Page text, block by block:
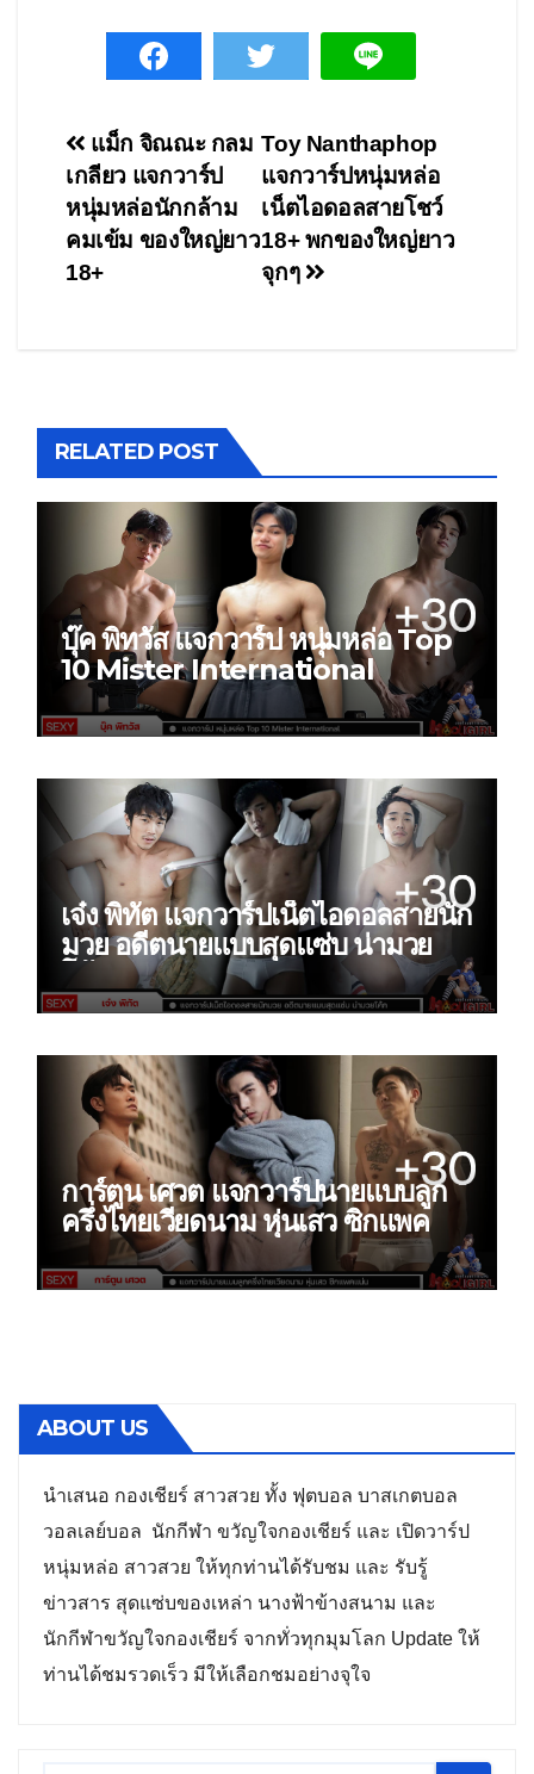
Post
navigation
Toy Nanthaphop
แจกวาร์ปหนุ่มหล่อ
เน็ตไอดอลสายโชว์
18+ พกของใหญ่ยาว
จุกๆ
แม็ก จิณณะ กลม
เกลียว แจกวาร์ป
หนุ่มหล่อนักกล้าม
คมเข้ม ของใหญ่ยาว
18+
RELATED POST
บุ๊ค พิทวัส แจกวาร์ป หนุ่มหล่อ Top
10 Mister International
เจ๋ง พิทัต แจกวาร์ปเน็ตไอดอลสายนัก
มวย อดีตนายแบบสุดแซ่บ น่ามวย
โค้ก
การ์ตูน เศวต แจกวาร์ปนายแบบลูก
ครึ่งไทยเวียดนาม หุ่นเสว ซิกแพค
แน่น
ABOUT US
นำเสนอ กองเชียร์ สาวสวย ทั้ง ฟุตบอล บาสเกตบอล
วอลเลย์บอล นักกีฬา ขวัญใจกองเชียร์ และ เปิดวาร์ป
หนุ่มหล่อ สาวสวย ให้ทุกท่านได้รับชม และ รับรู้
ข่าวสาร สุดแซ่บของเหล่า นางฟ้าข้างสนาม และ
นักกีฬาขวัญใจกองเชียร์ จากทั่วทุกมุมโลก Update ให้
ท่านได้ชมรวดเร็ว มีให้เลือกชมอย่างจุใจ